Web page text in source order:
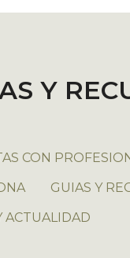
Y
CON
GUIAS Y
ACTUALIDAD